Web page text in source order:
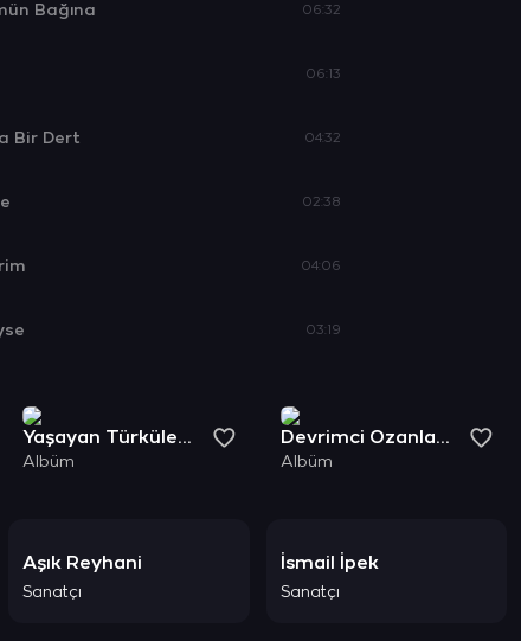
Bağına 06:32
06:13
Bir Dert 04:32
02:38
04:06
03:19
Yaşayan Türküler 4
Albüm
Devrimci Ozanlarımız 1
Albüm
Aşık Reyhani
Sanatçı
İsmail İpek
Sanatçı